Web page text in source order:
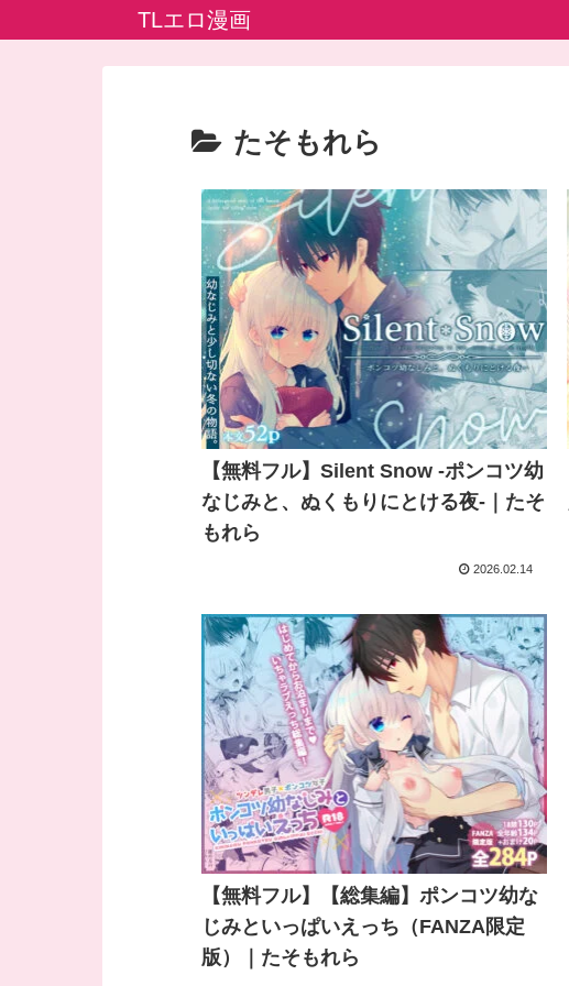
TLエロ漫画
たそもれら
【無料フル】Silent Snow -ポンコツ幼
なじみと、ぬくもりにとける夜-｜たそ
もれら
2026.02.14
【無料フル】【総集編】ポンコツ幼な
じみといっぱいえっち（FANZA限定
版）｜たそもれら